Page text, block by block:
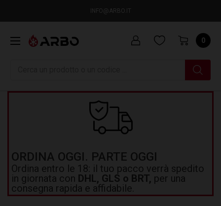
INFO@ARBO.IT
0
ORDINA OGGI. PARTE OGGI
Ordina entro le 18: il tuo pacco verrà spedito
in giornata con DHL, GLS o BRT, per una
consegna rapida e affidabile.